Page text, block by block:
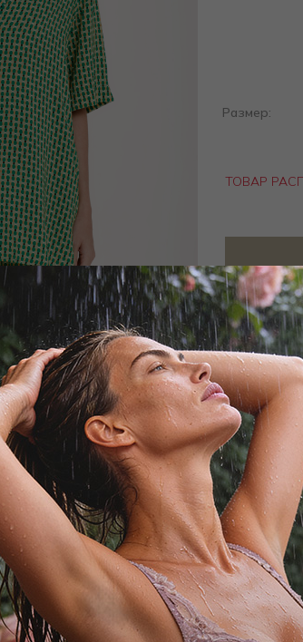
Легкая вискозная
детали рубашки, застежка
принт JETS по всей
Размер:
ТОВАР